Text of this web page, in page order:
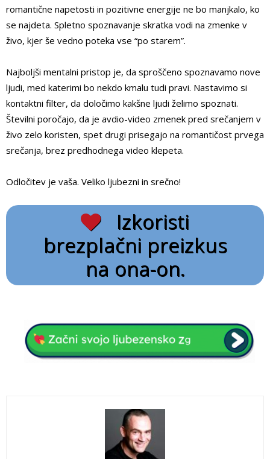
romantične napetosti in pozitivne energije ne bo manjkalo, ko
se najdeta. Spletno spoznavanje skratka vodi na zmenke v
živo, kjer še vedno poteka vse “po starem”.
Najboljši mentalni pristop je, da sproščeno spoznavamo nove
ljudi, med katerimi bo nekdo kmalu tudi pravi. Nastavimo si
kontaktni filter, da določimo kakšne ljudi želimo spoznati.
Številni poročajo, da je avdio-video zmenek pred srečanjem v
živo zelo koristen, spet drugi prisegajo na romantičost prvega
srečanja, brez predhodnega video klepeta.
Odločitev je vaša. Veliko ljubezni in srečno!
Izkoristi
brezplačni preizkus
na ona-on.